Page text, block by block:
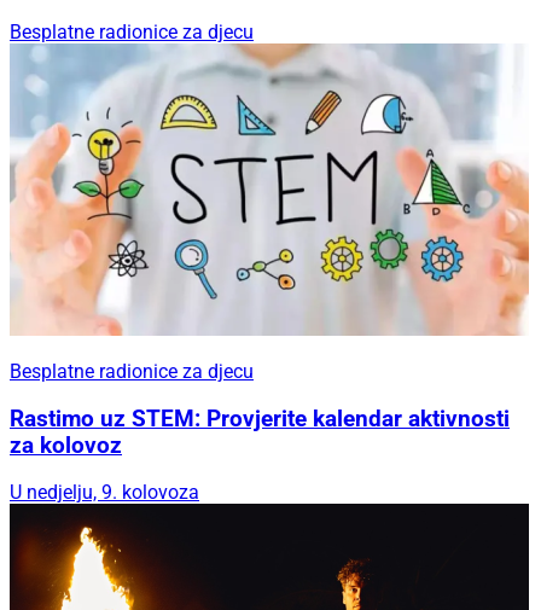
Besplatne radionice za djecu
Besplatne radionice za djecu
Rastimo uz STEM: Provjerite kalendar aktivnosti
za kolovoz
U nedjelju, 9. kolovoza